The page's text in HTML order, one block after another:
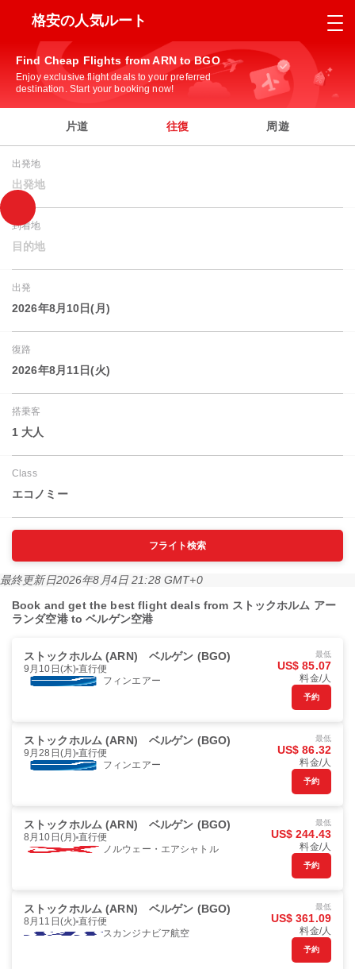
格安の人気ルート
Find Cheap Flights from ARN to BGO
Enjoy exclusive flight deals to your preferred
destination. Start your booking now!
片道 往復 周遊
出発地
出発地
到着地
目的地
出発
2026年8月10日(月)
復路
2026年8月11日(火)
搭乗客
1 大人
Class
エコノミー
フライト検索
最終更新日2026年8月4日 21:28 GMT+0
Book and get the best flight deals from ストックホルム アー
ランダ空港 to ベルゲン空港
ストックホルム (ARN) ベルゲン (BGO)
9月10日(木) 直行便
フィンエアー
最低
US$ 85.07
料金/人
予約
ストックホルム (ARN) ベルゲン (BGO)
9月28日(月) 直行便
フィンエアー
最低
US$ 86.32
料金/人
予約
ストックホルム (ARN) ベルゲン (BGO)
8月10日(月) 直行便
ノルウェー・エアシャトル
最低
US$ 244.43
料金/人
予約
ストックホルム (ARN) ベルゲン (BGO)
8月11日(火) 直行便
スカンジナビア航空
最低
US$ 361.09
料金/人
予約